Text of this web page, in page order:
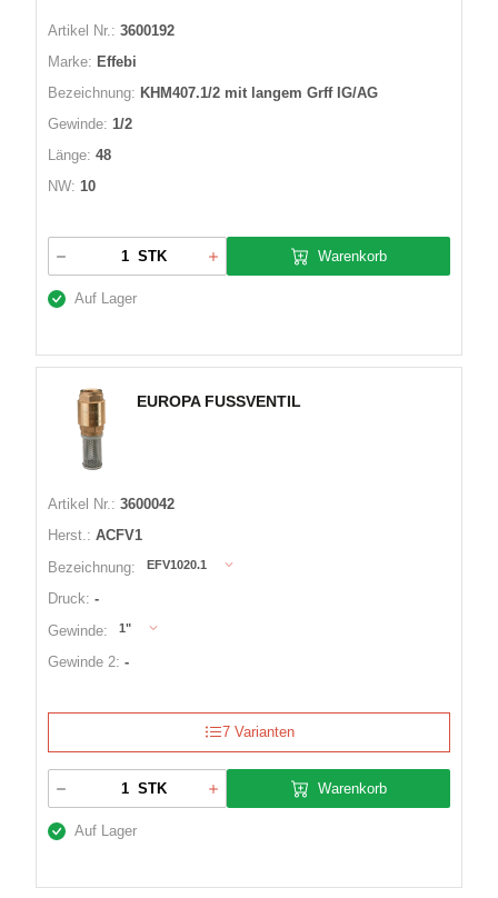
Artikel Nr.: 3600192
Marke: Effebi
Bezeichnung: KHM407.1/2 mit langem Grff IG/AG
Gewinde: 1/2
Länge: 48
NW: 10
STK Warenkorb
Auf Lager
EUROPA FUSSVENTIL
Artikel Nr.: 3600042
Herst.: ACFV1
Bezeichnung:
EFV1020.1
Druck: -
Gewinde:
1"
Gewinde 2: -
7 Varianten
STK Warenkorb
Auf Lager